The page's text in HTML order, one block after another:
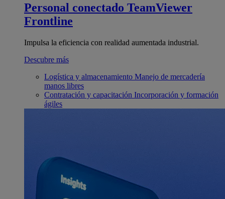
Personal conectado TeamViewer
Frontline
Impulsa la eficiencia con realidad aumentada industrial.
Descubre más
Logística y almacenamiento Manejo de mercadería
manos libres
Contratación y capacitación Incorporación y formación
ágiles